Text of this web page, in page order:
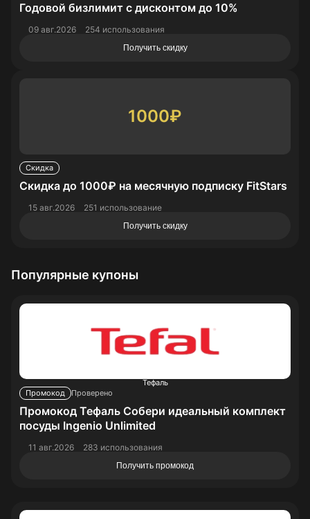
Годовой бизлимит с дисконтом до 10%
09 авг.2026 254 использования
Получить скидку
1000₽
Скидка
Скидка до 1000₽ на месячную подписку FitStars
15 авг.2026 251 использование
Получить скидку
Популярные купоны
Тефаль
Промокод
Проверено
Промокод Тефаль Собери идеальный комплект
посуды Ingenio Unlimited
11 авг.2026 283 использования
Получить промокод